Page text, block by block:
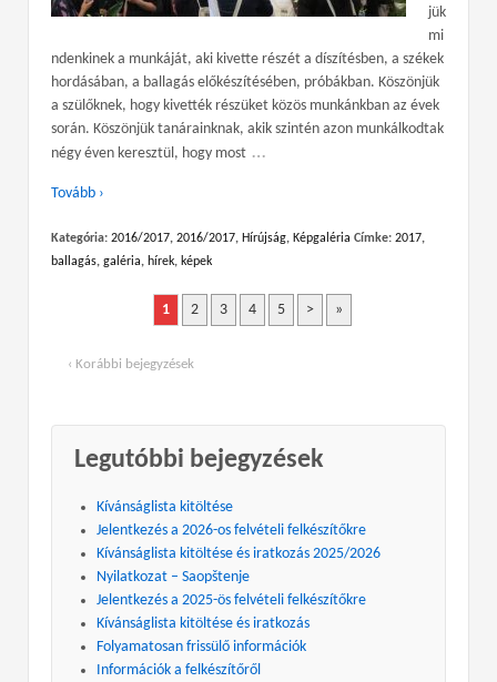
jük
mi
ndenkinek a munkáját, aki kivette részét a díszítésben, a székek
hordásában, a ballagás előkészítésében, próbákban. Köszönjük
a szülőknek, hogy kivették részüket közös munkánkban az évek
során. Köszönjük tanárainknak, akik szintén azon munkálkodtak
négy éven keresztül, hogy most …
Tovább ›
Kategória: 2016/2017, 2016/2017, Hírújság, Képgaléria Címke: 2017,
ballagás, galéria, hírek, képek
1 2 3 4 5 > »
‹ Korábbi bejegyzések
Legutóbbi bejegyzések
Kívánságlista kitöltése
Jelentkezés a 2026-os felvételi felkészítőkre
Kívánságlista kitöltése és iratkozás 2025/2026
Nyilatkozat – Saopštenje
Jelentkezés a 2025-ös felvételi felkészítőkre
Kívánságlista kitöltése és iratkozás
Folyamatosan frissülő információk
Információk a felkészítőről